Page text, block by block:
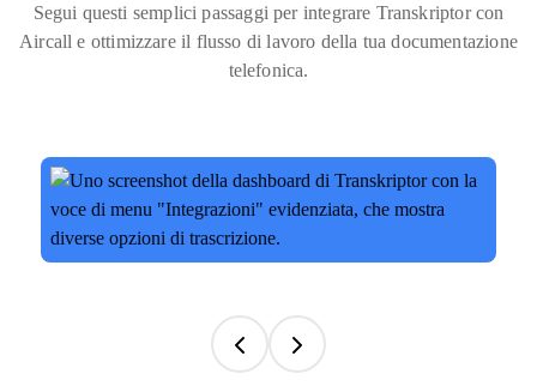
Segui questi semplici passaggi per integrare Transkriptor con
Aircall e ottimizzare il flusso di lavoro della tua documentazione
telefonica.